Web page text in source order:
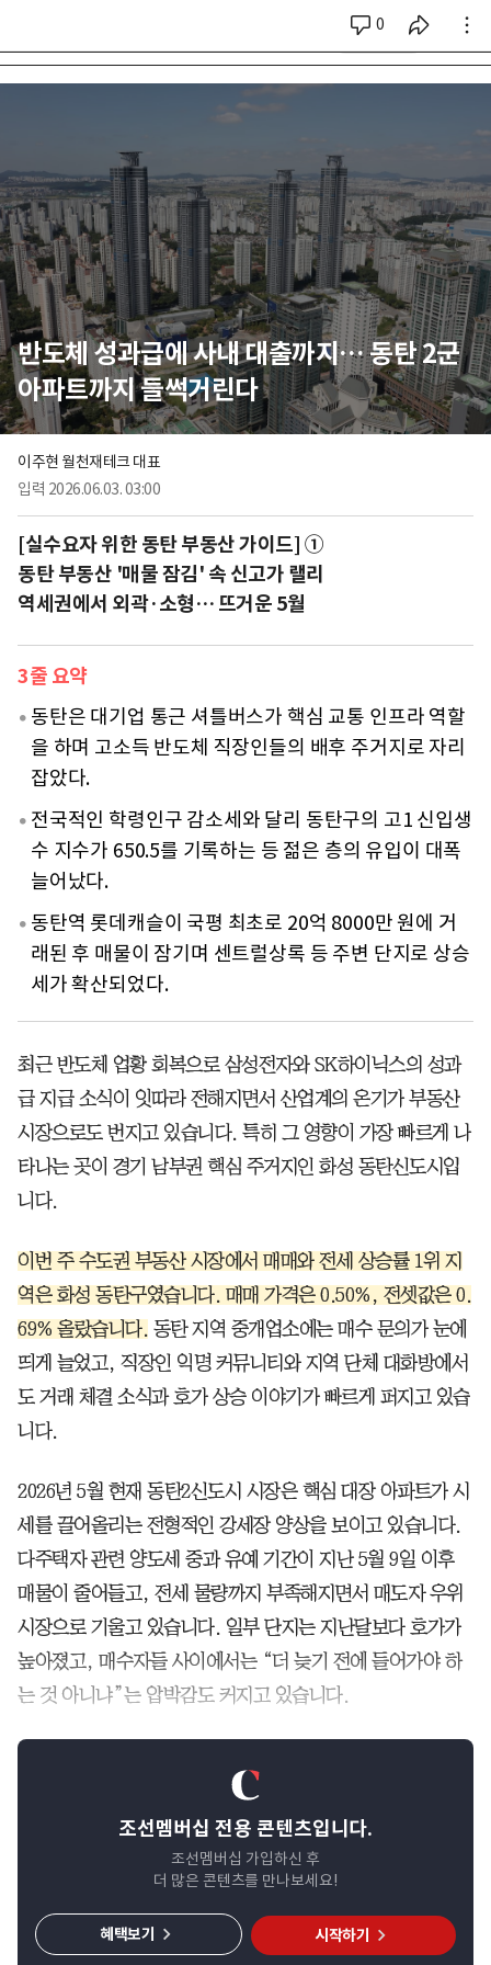
0
시리즈 전체
반도체 성과급에 사내 대출까지… 동탄 2군
아파트까지 들썩거린다
이주현 월천재테크 대표
입력 2026.06.03. 03:00
[실수요자 위한 동탄 부동산 가이드] ①
동탄 부동산 '매물 잠김' 속 신고가 랠리
역세권에서 외곽·소형… 뜨거운 5월
3줄 요약
동탄은 대기업 통근 셔틀버스가 핵심 교통 인프라 역할
을 하며 고소득 반도체 직장인들의 배후 주거지로 자리
잡았다.
전국적인 학령인구 감소세와 달리 동탄구의 고1 신입생
수 지수가 650.5를 기록하는 등 젊은 층의 유입이 대폭
늘어났다.
동탄역 롯데캐슬이 국평 최초로 20억 8000만 원에 거
래된 후 매물이 잠기며 센트럴상록 등 주변 단지로 상승
세가 확산되었다.
최근 반도체 업황 회복으로 삼성전자와 SK하이닉스의 성과
급 지급 소식이 잇따라 전해지면서 산업계의 온기가 부동산
시장으로도 번지고 있습니다. 특히 그 영향이 가장 빠르게 나
타나는 곳이 경기 남부권 핵심 주거지인 화성 동탄신도시입
니다.
이번 주 수도권 부동산 시장에서 매매와 전세 상승률 1위 지
역은 화성 동탄구였습니다. 매매 가격은 0.50%, 전셋값은 0.
69% 올랐습니다. 동탄 지역 중개업소에는 매수 문의가 눈에
띄게 늘었고, 직장인 익명 커뮤니티와 지역 단체 대화방에서
도 거래 체결 소식과 호가 상승 이야기가 빠르게 퍼지고 있습
니다.
2026년 5월 현재 동탄2신도시 시장은 핵심 대장 아파트가 시
세를 끌어올리는 전형적인 강세장 양상을 보이고 있습니다.
다주택자 관련 양도세 중과 유예 기간이 지난 5월 9일 이후
매물이 줄어들고, 전세 물량까지 부족해지면서 매도자 우위
시장으로 기울고 있습니다. 일부 단지는 지난달보다 호가가
높아졌고, 매수자들 사이에서는 “더 늦기 전에 들어가야 하
는 것 아니냐”는 압박감도 커지고 있습니다.
조선멤버십 전용 콘텐츠입니다.
조선멤버십 가입하신 후
더 많은 콘텐츠를 만나보세요!
시작하기
혜택보기